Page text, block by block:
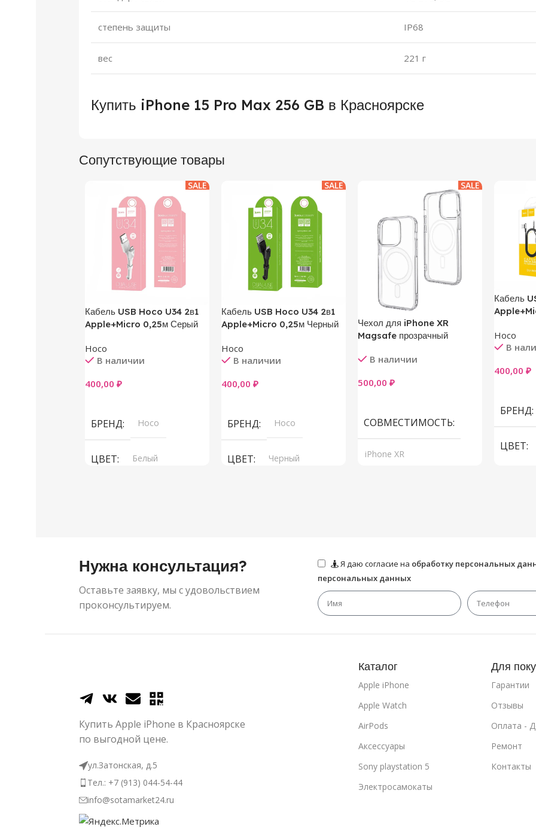
степень защиты IP68
вес 221 г
Купить iPhone 15 Pro Max 256 GB в Красноярске
Сопутствующие товары
SALE
Кабель USB Hoco U34 2в1
Apple+Micro 0,25м Серый
Hoco
В наличии
400,00 ₽
БРЕНД Hoco
ЦВЕТ Белый
SALE
Кабель USB Hoco U34 2в1
Apple+Micro 0,25м Черный
Hoco
В наличии
400,00 ₽
БРЕНД Hoco
ЦВЕТ Черный
SALE
Чехол для iPhone XR
Magsafe прозрачный
В наличии
500,00 ₽
СОВМЕСТИМОСТЬ
iPhone XR
Кабель
Hoco
В
400,00 ₽
БРЕНД
ЦВЕТ
Нужна консультация?
Оставьте заявку, мы с удовольствием
проконсультируем.
Я даю согласие на обработку персональных
персональных данных
Купить Apple iPhone в Красноярске
по выгодной цене.
ул.Затонская, д.5
Тел.: +7 (913) 044-54-44
info@sotamarket24.ru
Каталог
Apple iPhone
Apple Watch
AirPods
Аксессуары
Sony playstation 5
Электросамокаты
Для
Гарантии
Отзывы
Оплата -
Ремонт
Контакты